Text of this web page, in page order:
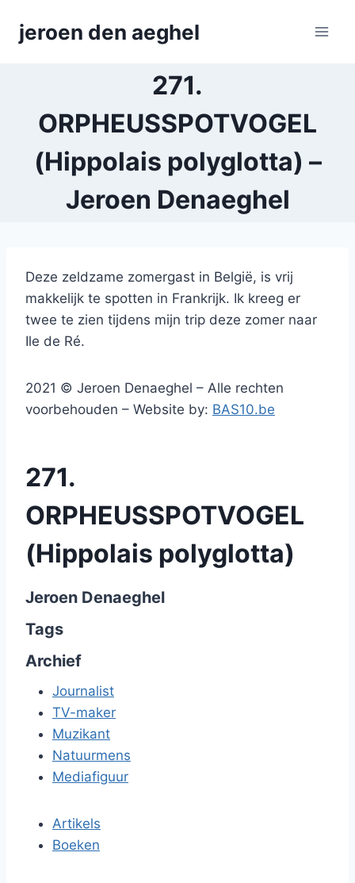
jeroen den aeghel
271.
ORPHEUSSPOTVOGEL
(Hippolais polyglotta) –
Jeroen Denaeghel
Deze zeldzame zomergast in België, is vrij
makkelijk te spotten in Frankrijk. Ik kreeg er
twee te zien tijdens mijn trip deze zomer naar
Ile de Ré.
2021 © Jeroen Denaeghel – Alle rechten
voorbehouden – Website by: BAS10.be
271.
ORPHEUSSPOTVOGEL
(Hippolais polyglotta)
Jeroen Denaeghel
Tags
Archief
Journalist
TV-maker
Muzikant
Natuurmens
Mediafiguur
Artikels
Boeken